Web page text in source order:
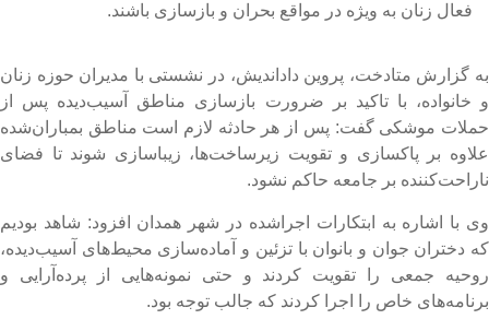
فعال زنان به ویژه در مواقع بحران و بازسازی باشند.
گزارش متادخت، پروین داداندیش، در نشستی با مدیران حوزه زنان
خانواده، با تاکید بر ضرورت بازسازی مناطق آسیب‌دیده پس از
موشکی گفت: پس از هر حادثه لازم است مناطق بمباران‌شده
بر پاکسازی و تقویت زیرساخت‌ها، زیباسازی شوند تا فضای
بر جامعه حاکم نشود.
با اشاره به ابتکارات اجراشده در شهر همدان افزود: شاهد بودیم
دختران جوان و بانوان با تزئین و آماده‌سازی محیط‌های آسیب‌دیده،
جمعی را تقویت کردند و حتی نمونه‌هایی از پرده‌آرایی و
خاص را اجرا کردند که جالب توجه بود.